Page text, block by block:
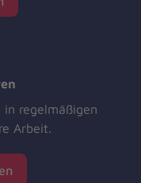
regelmäßigen
Arbeit.